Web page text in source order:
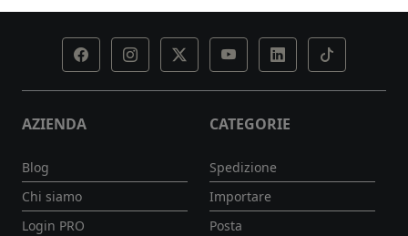
AZIENDA
Blog
Chi siamo
Login PRO
CATEGORIE
Spedizione
Importare
Posta